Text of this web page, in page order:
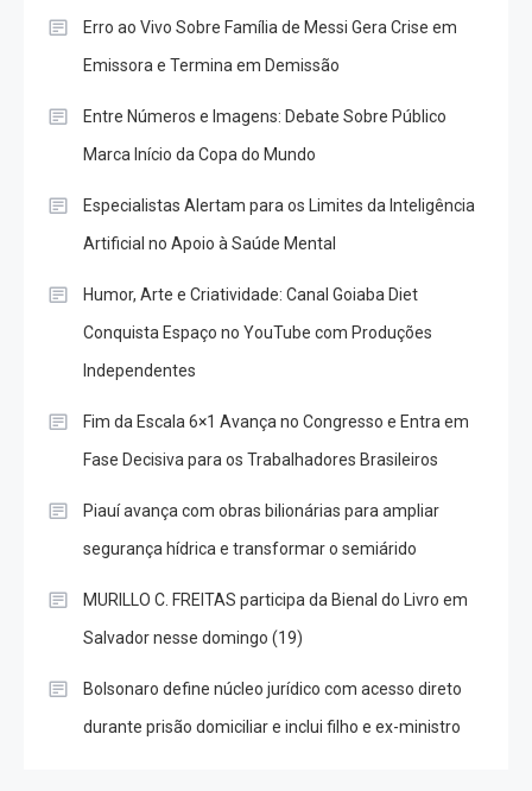
Erro ao Vivo Sobre Família de Messi Gera Crise em
Emissora e Termina em Demissão
Entre Números e Imagens: Debate Sobre Público
Marca Início da Copa do Mundo
Especialistas Alertam para os Limites da Inteligência
Artificial no Apoio à Saúde Mental
Humor, Arte e Criatividade: Canal Goiaba Diet
Conquista Espaço no YouTube com Produções
Independentes
Fim da Escala 6×1 Avança no Congresso e Entra em
Fase Decisiva para os Trabalhadores Brasileiros
Piauí avança com obras bilionárias para ampliar
segurança hídrica e transformar o semiárido
MURILLO C. FREITAS participa da Bienal do Livro em
Salvador nesse domingo (19)
Bolsonaro define núcleo jurídico com acesso direto
durante prisão domiciliar e inclui filho e ex-ministro